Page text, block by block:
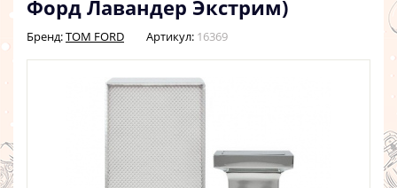
Форд Лавандер Экстрим)
Бренд:TOM FORD Артикул: 16369